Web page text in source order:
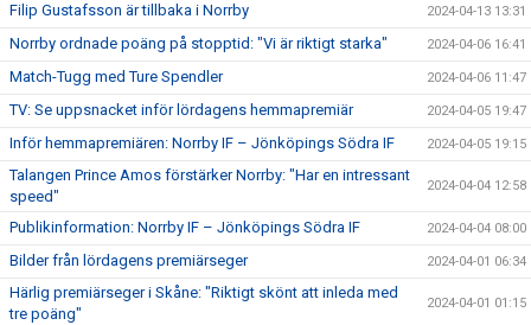
Filip Gustafsson är tillbaka i Norrby 2024-04-13 13:31
Norrby ordnade poäng på stopptid: "Vi är riktigt starka" 2024-04-06 16:41
Match-Tugg med Ture Spendler 2024-04-06 11:47
TV: Se uppsnacket inför lördagens hemmapremiär 2024-04-05 19:47
Inför hemmapremiären: Norrby IF – Jönköpings Södra IF 2024-04-05 19:15
Talangen Prince Amos förstärker Norrby: "Har en intressant
speed"
2024-04-04 12:58
Publikinformation: Norrby IF – Jönköpings Södra IF 2024-04-04 08:00
Bilder från lördagens premiärseger 2024-04-01 06:34
Härlig premiärseger i Skåne: "Riktigt skönt att inleda med
tre poäng"
2024-04-01 01:15